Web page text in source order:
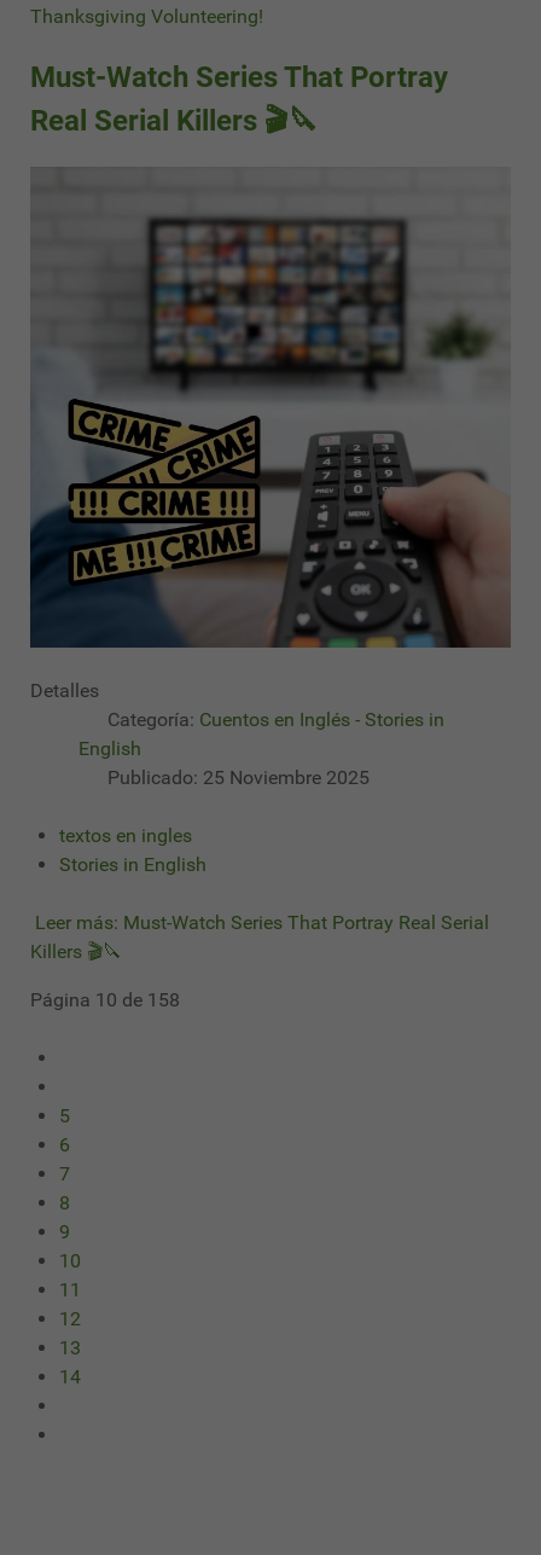
Thanksgiving Volunteering!
Must-Watch Series That Portray
Real Serial Killers 🎬🔪
Detalles
Categoría: Cuentos en Inglés - Stories in
English
Publicado: 25 Noviembre 2025
textos en ingles
Stories in English
Leer más: Must-Watch Series That Portray Real Serial
Killers 🎬🔪
Página 10 de 158
5
6
7
8
9
10
11
12
13
14